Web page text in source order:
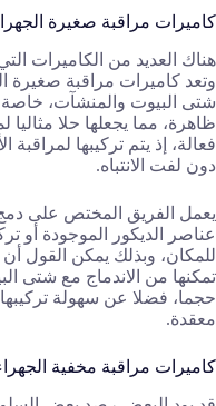
كاميرات مراقبة صغيرة
هناك العديد من الكاميرات
وتعد كاميرات مراقبة صغيرة
شتى البيوت والمنشآت، خاصة
ظاهرة، مما يجعلها حلا مثاليا
فعالة، إذ يتم تركيبها
دون لفت الانتباه.
يعمل الفريق المختص على
عناصر الديكور الموجودة أو
للمكان، وبذلك يمكن القول أن
تمكنها من الاندماج مع شتى
حجما، فضلا عن سهولة تركيبها
معقدة.
كاميرات مراقبة مخفية